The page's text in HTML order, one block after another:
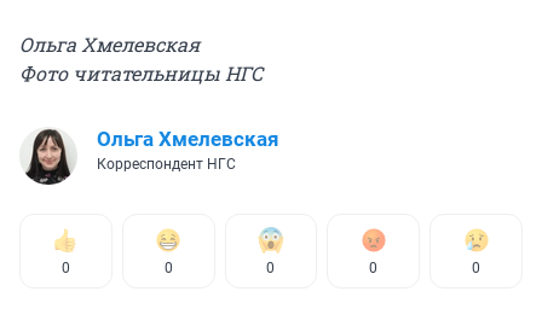
Ольга Хмелевская
Фото читательницы НГС
Ольга Хмелевская
Корреспондент НГС
0 0 0 0 0